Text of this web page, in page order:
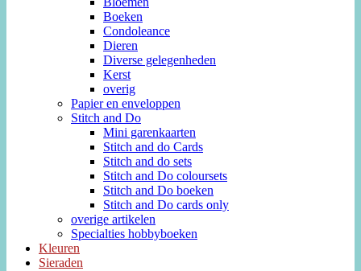
Boeken
Condoleance
Dieren
Diverse gelegenheden
Kerst
overig
Papier en enveloppen
Stitch and Do
Mini garenkaarten
Stitch and do Cards
Stitch and do sets
Stitch and Do coloursets
Stitch and Do boeken
Stitch and Do cards only
overige artikelen
Specialties hobbyboeken
Kleuren
Sieraden